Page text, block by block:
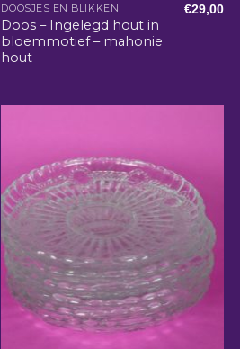
DOOSJES EN BLIKKEN
Doos – Ingelegd hout in
bloemmotief – mahonie
hout
€29,00